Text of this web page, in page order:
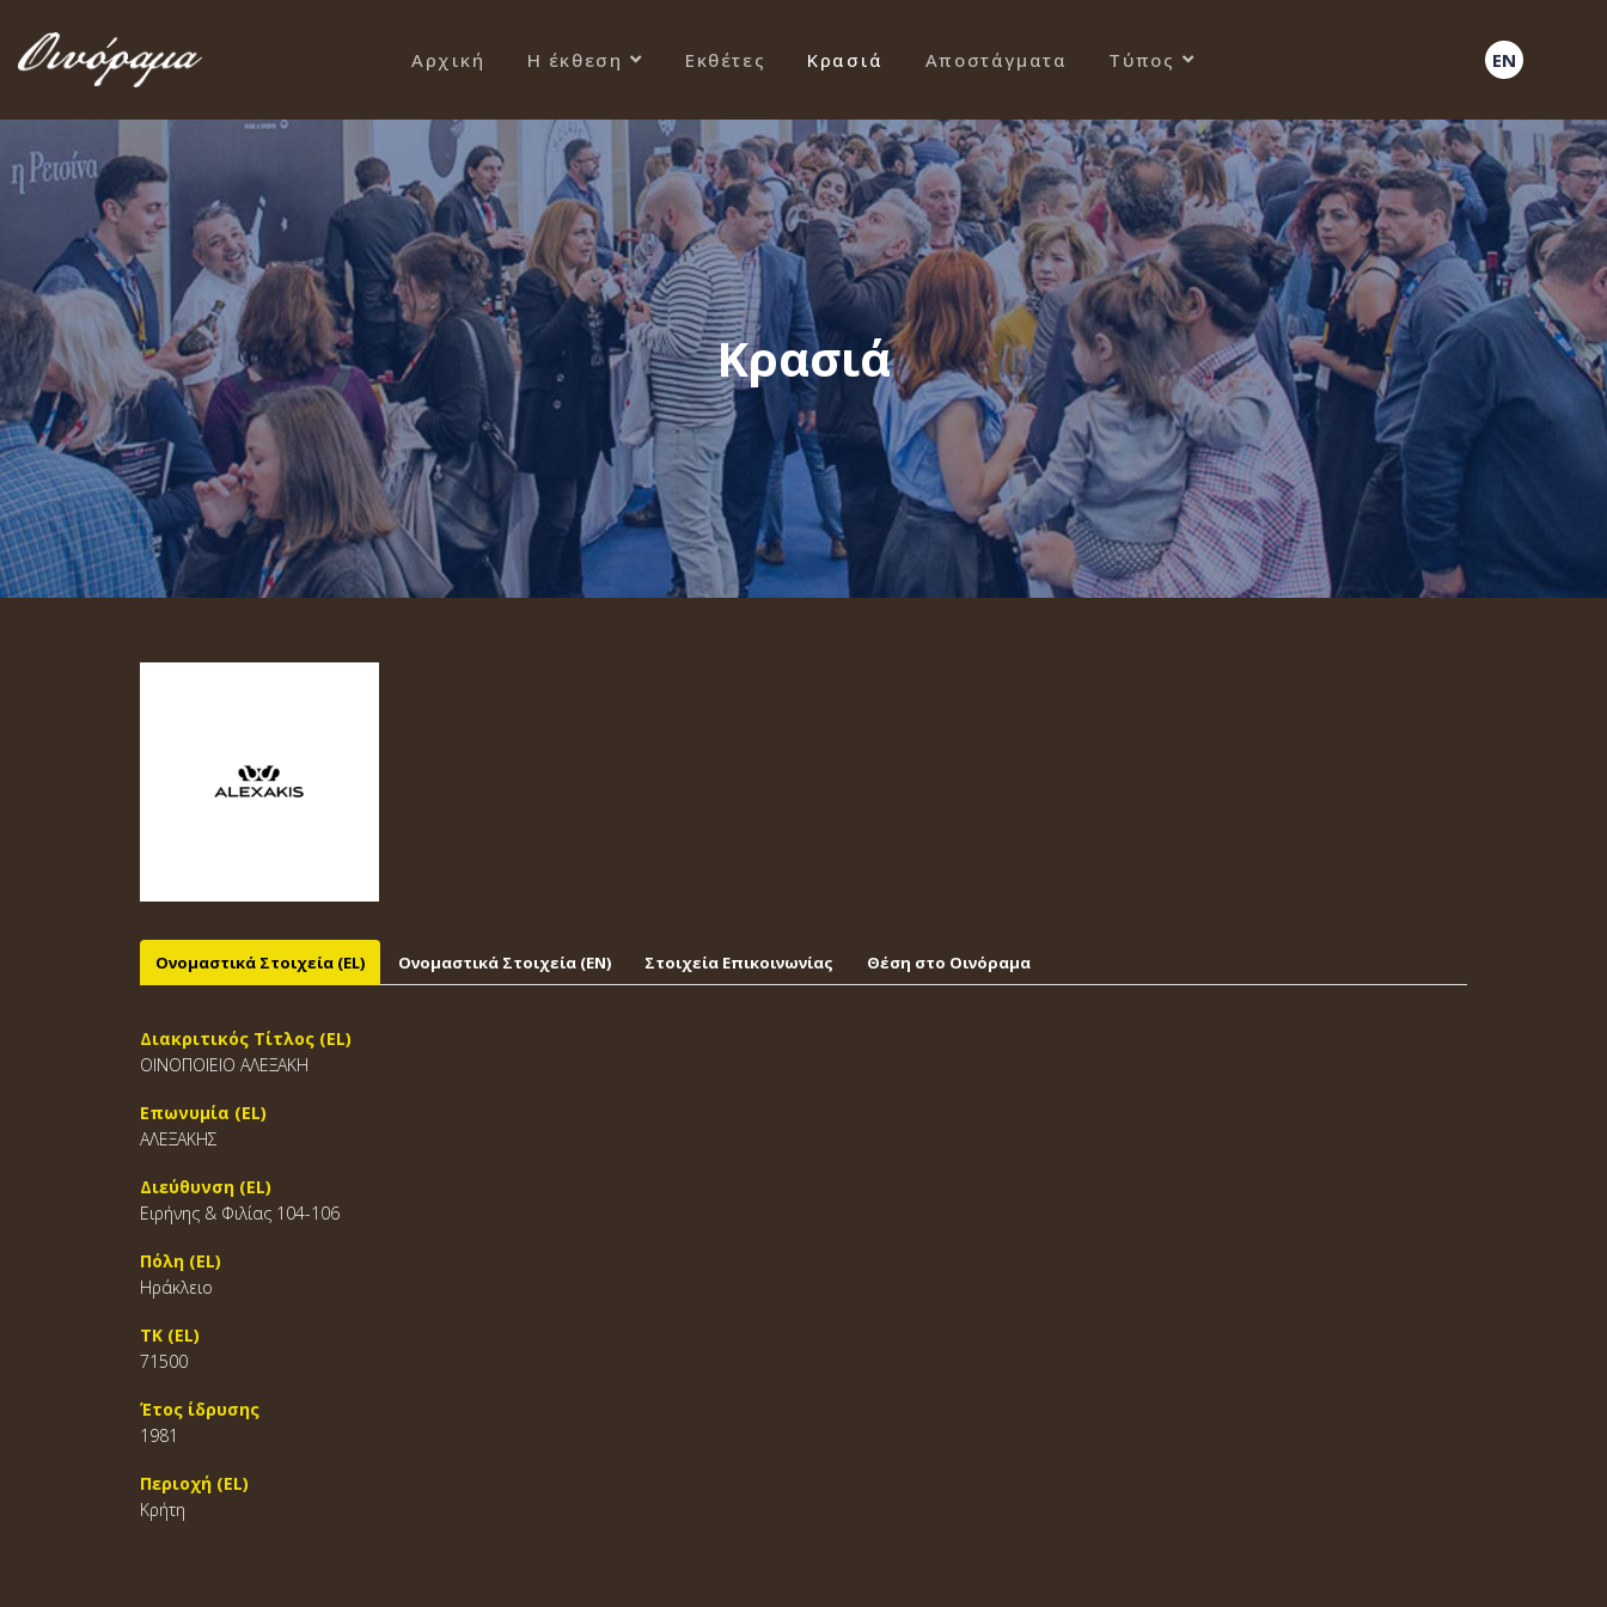
Αρχική Η έκθεση Εκθέτες Κρασιά Αποστάγματα Τύπος EN
Κρασιά
Ονομαστικά Στοιχεία (EL) Ονομαστικά Στοιχεία (EΝ) Στοιχεία Επικοινωνίας Θέση στο Οινόραμα
Διακριτικός Τίτλος (EL)
ΟΙΝΟΠΟΙΕΙΟ ΑΛΕΞΑΚΗ
Επωνυμία (EL)
ΑΛΕΞΑΚΗΣ
Διεύθυνση (EL)
Ειρήνης & Φιλίας 104-106
Πόλη (EL)
Ηράκλειο
ΤΚ (EL)
71500
Έτος ίδρυσης
1981
Περιοχή (EL)
Κρήτη